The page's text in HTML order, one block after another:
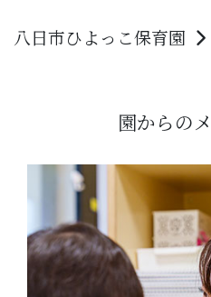
八日市ひよっこ保育園
園からの